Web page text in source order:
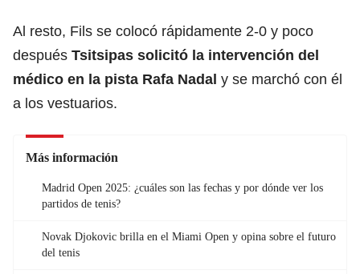
Al resto, Fils se colocó rápidamente 2-0 y poco
después Tsitsipas solicitó la intervención del
médico en la pista Rafa Nadal y se marchó con él
a los vestuarios.
Más información
Madrid Open 2025: ¿cuáles son las fechas y por dónde ver los
partidos de tenis?
Novak Djokovic brilla en el Miami Open y opina sobre el futuro
del tenis